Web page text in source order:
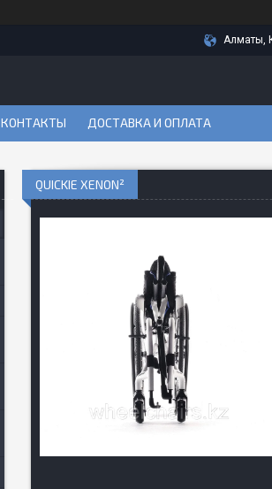
Алматы,
КОНТАКТЫ ДОСТАВКА И ОПЛАТА
QUICKIE XENON²